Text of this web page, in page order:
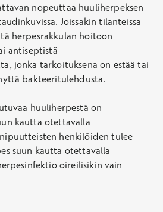
nopeuttaa huuliherpeksen
Joissakin tilanteissa
herpesrakkulan hoitoon
antiseptistä
jonka tarkoituksena on estää tai
bakteeritulehdusta.
huuliherpestä on
kautta otettavalla
henkilöiden tulee
suun kautta otettavalla
oireilisikin vain